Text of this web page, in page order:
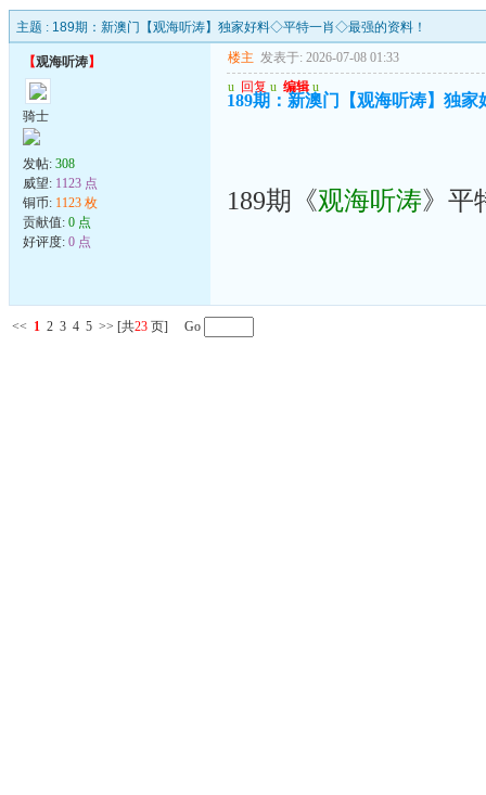
主题 : 189期：新澳门【观海听涛】独家好料◇平特一肖◇最强的资料！
【观海听涛】
骑士
发帖: 308
威望: 1123 点
铜币: 1123 枚
贡献值: 0 点
好评度: 0 点
楼主 发表于: 2026-07-08 01:33
u 回复 u 编辑 u
189期：新澳门【观海听涛】独
189期《观海听涛》平
<< 1 2 3 4 5 >> [共23 页] Go